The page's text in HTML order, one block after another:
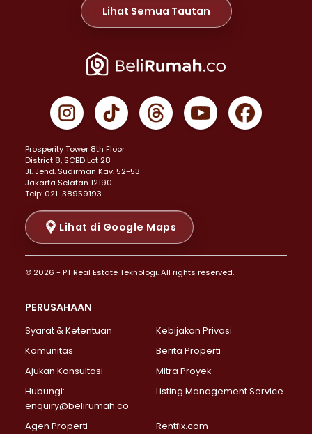
Properti Dijual di Meruya >
Properti Dijual di Jelambar >
Properti Dijual di Jakarta Pusat >
Properti Dijual di Gambir >
Properti Dijual di Johar Baru >
Properti Dijual di Menteng >
Properti Dijual di Senen >
Properti Dijual di Tanah Abang >
Properti Dijual di Cikini >
Properti Dijual di Kramat >
Properti Dijual di Pasar Baru >
Properti Dijual di Bendungan Hilir >
Properti Dijual di Jakarta Selatan >
Properti Dijual di Lebak Bulus >
Properti Dijual di Gandaria Selatan >
Properti Dijual di Pondok Labu >
Properti Dijual di Lenteng Agung >
Properti Dijual di Senayan >
Properti Dijual di Pondok Pinang >
Lihat Semua Tautan
Prosperity Tower 8th Floor
District 8, SCBD Lot 28
JI. Jend. Sudirman Kav. 52-53
Jakarta Selatan 12190
Telp: 021-38959193
Lihat di Google Maps
© 2026 - PT Real Estate Teknologi. All rights reserved.
PERUSAHAAN
Syarat & Ketentuan
Kebijakan Privasi
Komunitas
Berita Properti
Ajukan Konsultasi
Mitra Proyek
Hubungi:
enquiry@belirumah.co
Listing Management Service
Agen Properti Rentfix.com